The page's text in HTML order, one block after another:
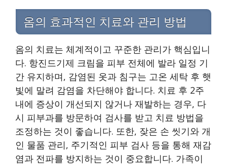
옴의 효과적인 치료와 관리 방법
옴의 치료는 체계적이고 꾸준한 관리가 핵심입니
다. 항진드기제 크림을 피부 전체에 발라 일정 기
간 유지하며, 감염된 옷과 침구는 고온 세탁 후 햇
빛에 말려 감염을 차단해야 합니다. 치료 후 2주
내에 증상이 개선되지 않거나 재발하는 경우, 다
시 피부과를 방문하여 검사를 받고 치료 방법을
조정하는 것이 좋습니다. 또한, 잦은 손 씻기와 개
인 물품 관리, 주기적인 피부 검사 등을 통해 재감
염과 전파를 방지하는 것이 중요합니다. 가족이